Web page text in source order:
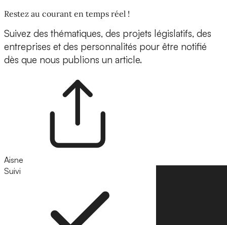
Restez au courant en temps réel !
Suivez des thématiques, des projets législatifs, des
entreprises et des personnalités pour être notifié
dès que nous publions un article.
Aisne
Suivi